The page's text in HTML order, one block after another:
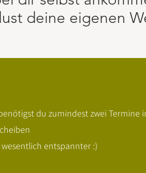
deine eigenen
du zumindest zwei Termine
entspannter :)